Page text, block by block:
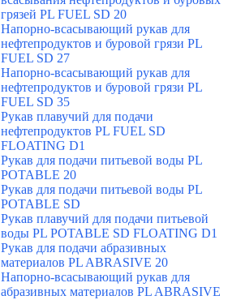
грязей PL FUEL SD 20
Напорно-всасывающий рукав для
нефтепродуктов и буровой грязи PL
FUEL SD 27
Напорно-всасывающий рукав для
нефтепродуктов и буровой грязи PL
FUEL SD 35
Рукав плавучий для подачи
нефтепродуктов PL FUEL SD
FLOATING D1
Рукав для подачи питьевой воды PL
POTABLE 20
Рукав для подачи питьевой воды PL
POTABLE SD
Рукав плавучий для подачи питьевой
воды PL POTABLE SD FLOATING D1
Рукав для подачи абразивных
материалов PL ABRASIVE 20
Напорно-всасывающий рукав для
абразивных материалов PL ABRASIVE